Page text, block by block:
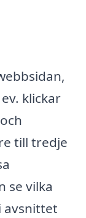
klickar
till tredje
se vilka
avsnittet